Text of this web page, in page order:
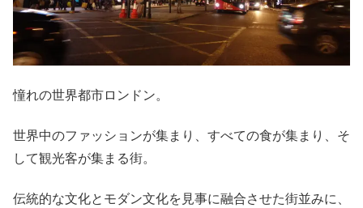
憧れの世界都市ロンドン。
世界中のファッションが集まり、すべての食が集まり、そ
して観光客が集まる街。
伝統的な文化とモダン文化を見事に融合させた街並みに、